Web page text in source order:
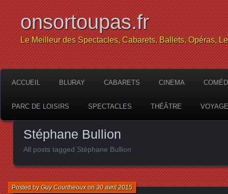
onsortoupas.fr
Le Meilleur des Spectacles, Cabarets, Ballets, Opéras,
ACCUEIL BLURAY CABARETS CINEMA
PARC DE LOISIRS SPECTACLES THÉÂTRE
Stéphane Bullion
All posts tagged Stéphane Bullion
Posted byGuy Courtheouxon30 avril 2015